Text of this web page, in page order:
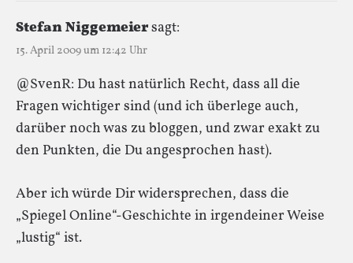
Stefan Niggemeiersagt:
15. April 2009 um 12:42 Uhr
@SvenR: Du hast natürlich Recht, dass all die
Fragen wichtiger sind (und ich überlege auch,
darüber noch was zu bloggen, und zwar exakt zu
den Punkten, die Du angesprochen hast).
Aber ich würde Dir widersprechen, dass die
„Spiegel Online“-Geschichte in irgendeiner Weise
„lustig“ ist.